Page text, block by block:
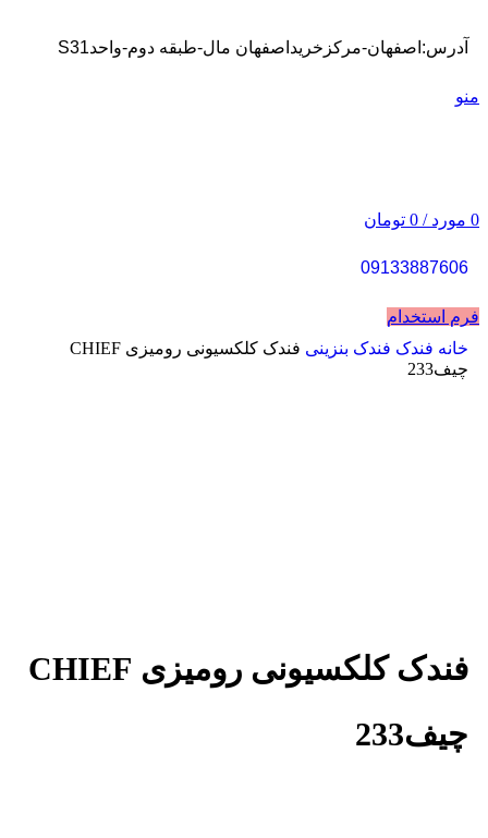
آدرس:اصفهان-مرکزخریداصفهان مال-طبقه دوم-واحدS31
منو
0 مورد /
0 تومان
09133887606
فرم استخدام
خانه فندک فندک بنزینی
فندک کلکسیونی رومیزی CHIEF
چیف233
فندک کلکسیونی رومیزی CHIEF
چیف233